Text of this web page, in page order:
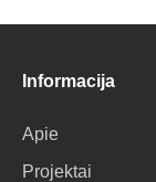
Informacija
Apie
Projektai